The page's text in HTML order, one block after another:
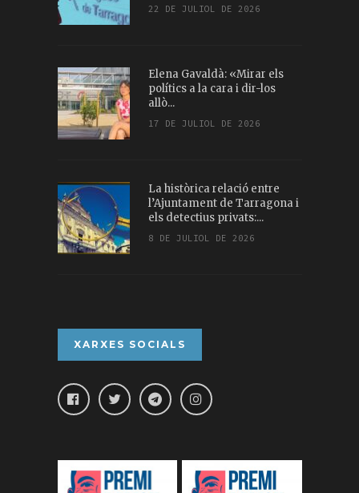
22 DE JULIOL DE 2026
Elena Gavaldà: «Mirar els
polítics a la cara i dir-los
allò...
17 DE JULIOL DE 2026
La històrica relació entre
l’Ajuntament de Tarragona i
els detectius privats:...
8 DE JULIOL DE 2026
XARXES SOCIALS